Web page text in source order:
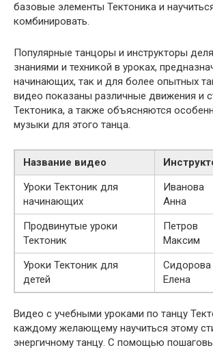
базовые элементы Тектоника и
комбинировать.
Популярные танцоры и инструкторы
знаниями и техникой в уроках,
начинающих, так и для более опытных
видео показаны различные движения и
Тектоника, а также объясняются
музыки для этого танца.
Название видео
Уроки Тектоник для
начинающих
Иванова
Анна
Продвинутые уроки
Тектоник
Петров
Максим
Уроки Тектоник для
детей
Сидорова
Елена
Видео с учебными уроками по танцу
каждому желающему научиться этому
энергичному танцу. С помощью